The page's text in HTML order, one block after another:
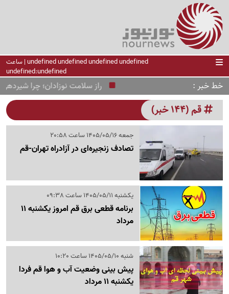
undefined undefined undefined undefined | ساعت
undefined:undefined
خط خبر راز سلامت نوزادان؛ چرا شیردهی
قم (144 خبر)
جمعه 1405/05/16 ساعت 20:58
تصادف زنجیره‌ای در آزادراه تهران-قم
یکشنبه 1405/05/11 ساعت 09:38
برنامه قطعی برق قم امروز یکشنبه 11
مرداد
شنبه 1405/05/10 ساعت 10:20
پیش بینی وضعیت آب و هوا قم فردا
یکشنبه 11 مرداد